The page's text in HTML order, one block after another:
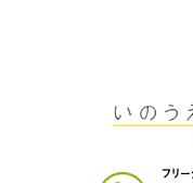
フリ